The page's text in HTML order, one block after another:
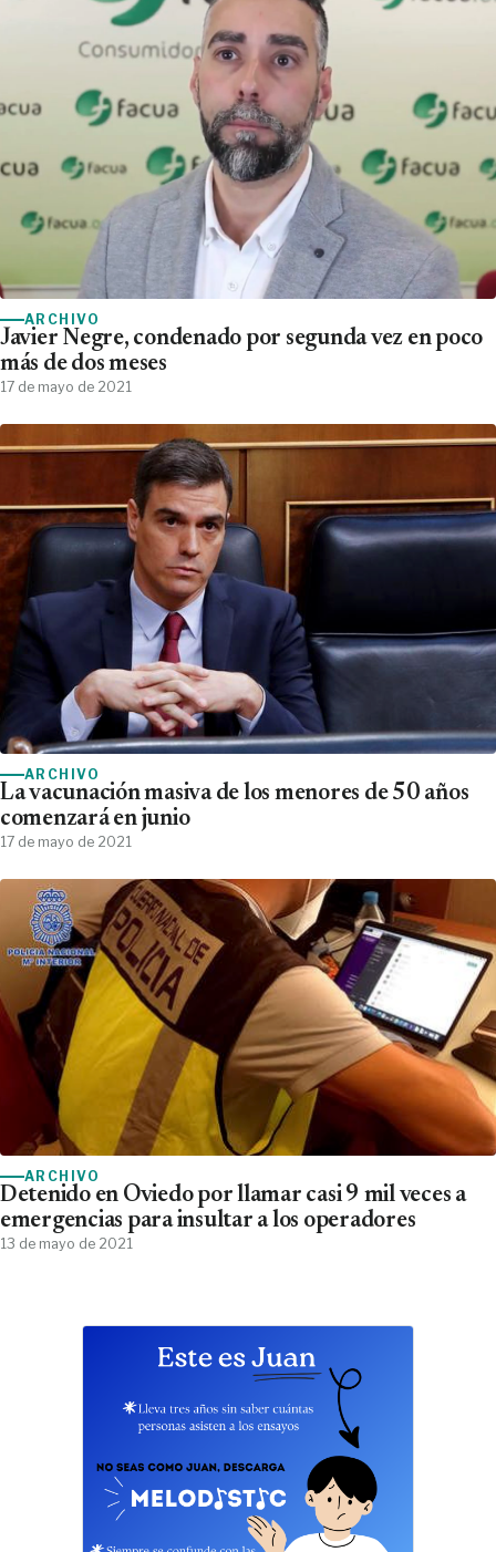
ARCHIVO
Javier Negre, condenado por segunda vez en poco
más de dos meses
17 de mayo de 2021
ARCHIVO
La vacunación masiva de los menores de 50 años
comenzará en junio
17 de mayo de 2021
ARCHIVO
Detenido en Oviedo por llamar casi 9 mil veces a
emergencias para insultar a los operadores
13 de mayo de 2021